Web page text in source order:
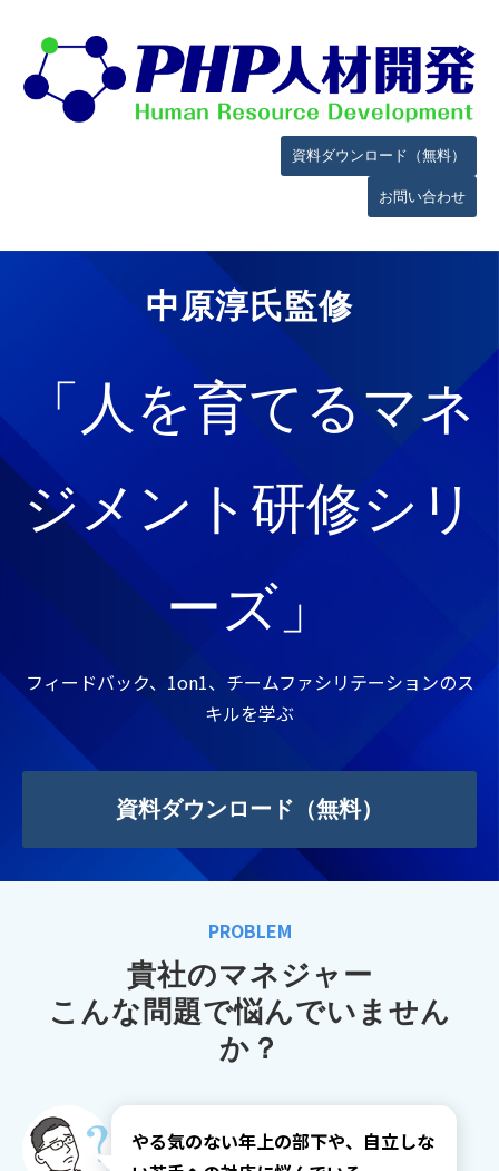
資料ダウンロード（無料）
お問い合わせ
中原淳氏監修
「人を育てるマネ
ジメント研修シリ
ーズ」
フィードバック、1on1、チームファシリテーションのス
キルを学ぶ
資料ダウンロード（無料）
PROBLEM
貴社のマネジャー
こんな問題で悩んでいません
か？
やる気のない年上の部下や、自立しな